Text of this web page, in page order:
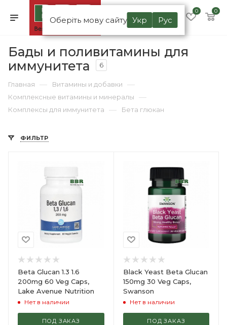
Оберіть мову сайту Укр Рус
0 0
Бады и поливитамины для
иммунитета
6
Главная — Витамины и добавки —
Комплексные витамины и минералы —
Комплексы для иммунитета — Бета глюкан
ФИЛЬТР
Beta Glucan 1.3 1.6
200mg 60 Veg Caps,
Lake Avenue Nutrition
Нет в наличии
ПОД ЗАКАЗ
Black Yeast Beta Glucan
150mg 30 Veg Caps,
Swanson
Нет в наличии
ПОД ЗАКАЗ